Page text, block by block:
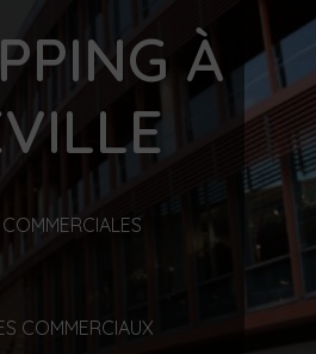
À
COMMERCIAUX